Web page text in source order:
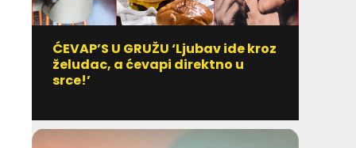
ĆEVAP’S U GRUŽU ‘Ljubav ide kroz
želudac, a ćevapi direktno u
srce!’